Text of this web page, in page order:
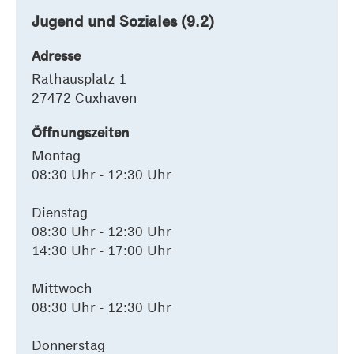
Jugend und Soziales (9.2)
Adresse
Rathausplatz 1
27472 Cuxhaven
Öffnungszeiten
Montag
08:30 Uhr - 12:30 Uhr
Dienstag
08:30 Uhr - 12:30 Uhr
14:30 Uhr - 17:00 Uhr
Mittwoch
08:30 Uhr - 12:30 Uhr
Donnerstag